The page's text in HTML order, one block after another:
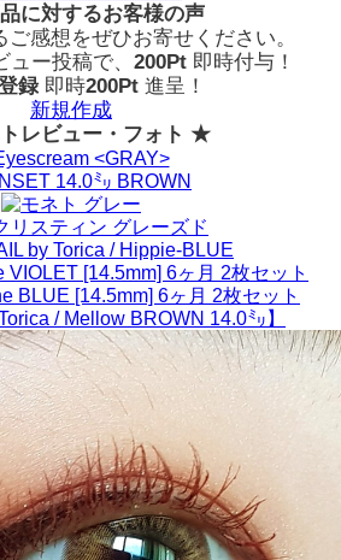
に対するお客様の声
感想をぜひお寄せください。
ュー投稿で、 200Pt 即時付与！
録即時200Pt 進呈！
新規作成
レビュー・フォト ★